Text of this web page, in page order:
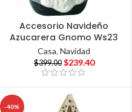
Accesorio Navideño
Azucarera Gnomo Ws23
Casa,Navidad
$399.00 $239.40
-40%